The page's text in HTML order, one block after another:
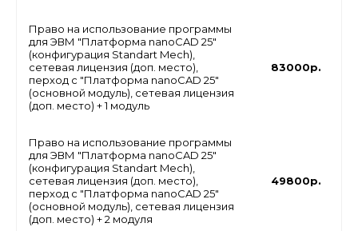
Право на использование программы
для ЭВМ "Платформа nanoCAD 25"
(конфигурация Standart Mech),
сетевая лицензия (доп. место),
перход с "Платформа nanoCAD 25"
(основной модуль), сетевая лицензия
(доп. место) + 1 модуль
83000р.
Право на использование программы
для ЭВМ "Платформа nanoCAD 25"
(конфигурация Standart Mech),
сетевая лицензия (доп. место),
перход с "Платформа nanoCAD 25"
(основной модуль), сетевая лицензия
(доп. место) + 2 модуля
49800р.